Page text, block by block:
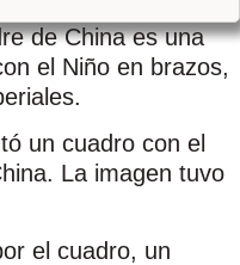
de China es una
el Niño en brazos,
un cuadro con el
La imagen tuvo
el cuadro, un